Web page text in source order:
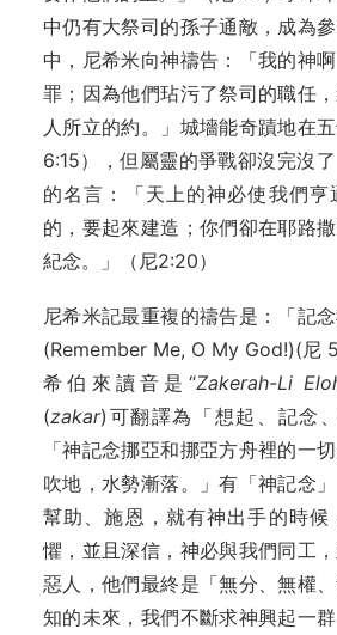
中仍有大祭司的孫子通敵，成為
中，尼希米向神禱告：「我的神
罪；因為他們玷污了祭司的職任
人所立的約。」城墻能奇蹟地在
6:15），但屬靈的爭戰卻沒完沒
的名言：「天上的神必使我們亨
的，要起來建造；你們卻在耶路
紀念。」（尼2:20）
尼希米記最重複的禱告是：「記
(Remember Me, O My God!)(尼
希伯來讀音是“Zakerah-Li
(zakar)可翻譯為「想起、記念
「神記念挪亞和挪亞方舟裡的一
吹地，水勢漸落。」有「神記念」
幫助、施恩，就有神出手的時候
懼，並且深信，神必與我們同工
惡人，他們最終是「無分、無權
知的未來，我們不斷求神興起一群